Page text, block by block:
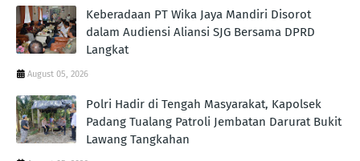
Keberadaan PT Wika Jaya Mandiri Disorot
dalam Audiensi Aliansi SJG Bersama DPRD
Langkat
August 05, 2026
Polri Hadir di Tengah Masyarakat, Kapolsek
Padang Tualang Patroli Jembatan Darurat Bukit
Lawang Tangkahan